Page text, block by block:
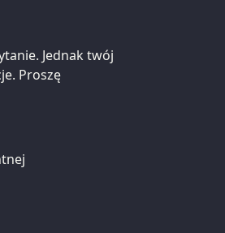
Jednak twój
Proszę